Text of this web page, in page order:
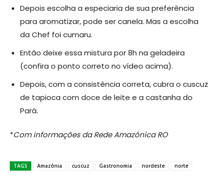
Depois escolha a especiaria de sua preferência
para aromatizar, pode ser canela. Mas a escolha
da Chef foi cumaru.
Então deixe essa mistura por 8h na geladeira
(confira o ponto correto no vídeo acima).
Depois, com a consistência correta, cubra o cuscuz
de tapioca com doce de leite e a castanha do
Pará.
*Com informações da Rede Amazônica RO
TAGS Amazônia cuscuz Gastronomia nordeste norte